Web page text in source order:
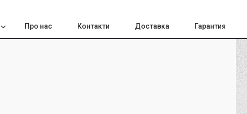
Про нас Контакти Доставка Гарантия